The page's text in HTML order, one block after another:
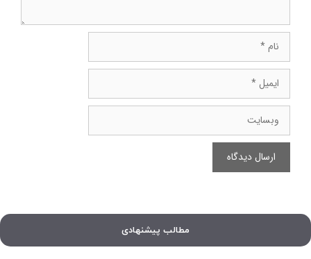
ایمیل
وبسایت
مطالب پیشنهادی